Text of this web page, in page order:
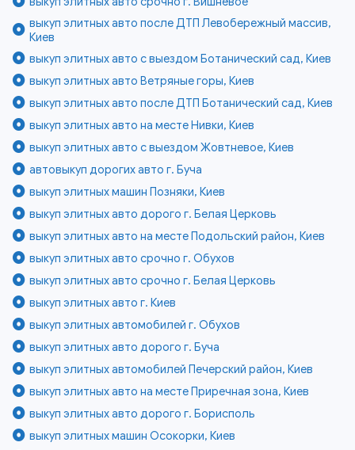
выкуп элитных авто после ДТП Левобережный массив,
Киев
выкуп элитных авто с выездом Ботанический сад, Киев
выкуп элитных авто Ветряные горы, Киев
выкуп элитных авто после ДТП Ботанический сад, Киев
выкуп элитных авто на месте Нивки, Киев
выкуп элитных авто с выездом Жовтневое, Киев
автовыкуп дорогих авто г. Буча
выкуп элитных машин Позняки, Киев
выкуп элитных авто дорого г. Белая Церковь
выкуп элитных авто на месте Подольский район, Киев
выкуп элитных авто срочно г. Обухов
выкуп элитных авто срочно г. Белая Церковь
выкуп элитных авто г. Киев
выкуп элитных автомобилей г. Обухов
выкуп элитных авто дорого г. Буча
выкуп элитных автомобилей Печерский район, Киев
выкуп элитных авто на месте Приречная зона, Киев
выкуп элитных авто дорого г. Борисполь
выкуп элитных машин Осокорки, Киев